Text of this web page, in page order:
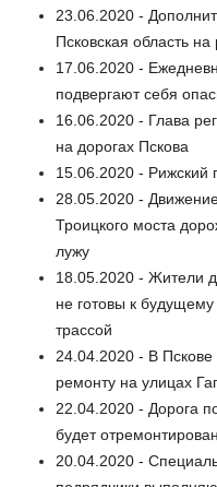
23.06.2020 -
Псковская область
17.06.2020 -
подвергают себя
16.06.2020 - Глава
на дорогах Пскова
15.06.2020 - Рижский
28.05.2020 -
Троицкого моста
лужу
18.05.2020 - Жители
не готовы к
трассой
24.04.2020 - В Пскове
ремонту на улицах
22.04.2020 - Дорога
будет
20.04.2020 -